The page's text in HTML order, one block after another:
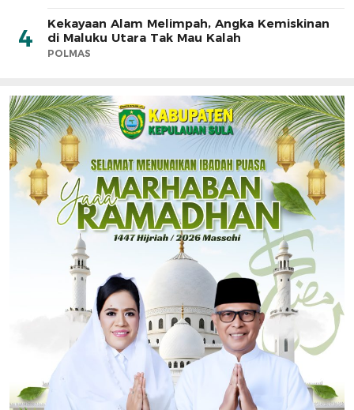
4
Kekayaan Alam Melimpah, Angka Kemiskinan
di Maluku Utara Tak Mau Kalah
POLMAS